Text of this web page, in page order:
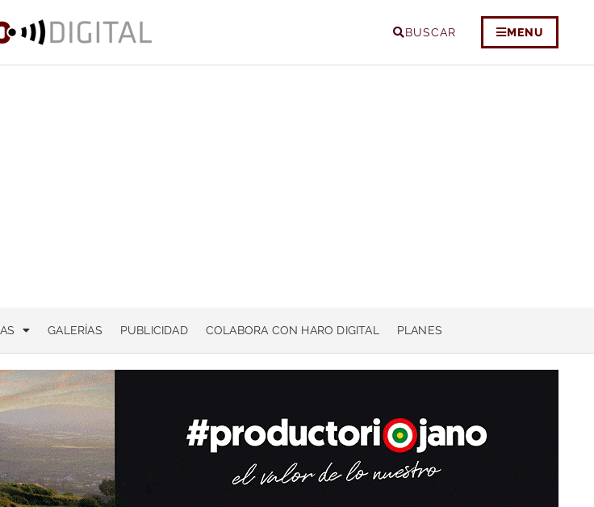
BUSCAR MENU
GALERÍAS PUBLICIDAD COLABORA CON HARO DIGITAL PLANES
Paz